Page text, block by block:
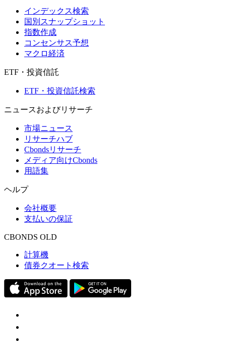
インデックス検索
国別スナップショット
指数作成
コンセンサス予想
マクロ経済
ETF・投資信託
ETF・投資信託検索
ニュースおよびリサーチ
市場ニュース
リサーチハブ
Cbondsリサーチ
メディア向けCbonds
用語集
ヘルプ
会社概要
支払いの保証
CBONDS OLD
計算機
債券クオート検索